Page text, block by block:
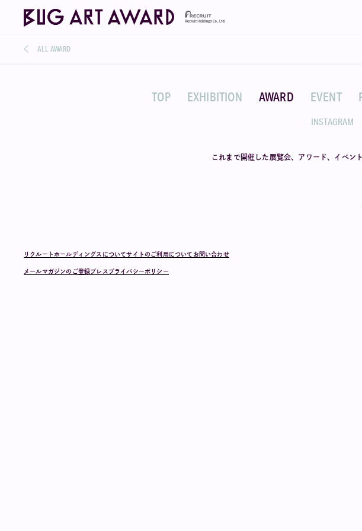
ALL AWARD
TOP EXHIBITION AWARD EVENT
INSTAGRAM
これまで開催した展覧会、アワード、イベント
リクルートホールディングスについてサイトのご利用について お問い合わせ
メールマガジンのご登録プレス プライバシーポリシー